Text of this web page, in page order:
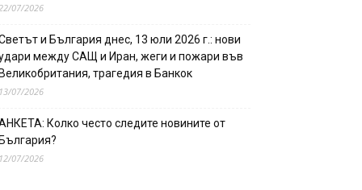
07/2026
и България днес, 13 юли 2026 г.: нови
между САЩ и Иран, жеги и пожари във
трагедия в Банкок
07/2026
Колко често следите новините от
07/2026